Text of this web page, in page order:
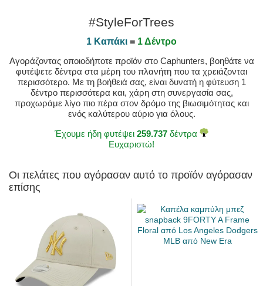
#StyleForTrees
1 Καπάκι = 1 Δέντρο
Αγοράζοντας οποιοδήποτε προϊόν στο Caphunters, βοηθάτε να
φυτέψετε δέντρα στα μέρη του πλανήτη που τα χρειάζονται
περισσότερο. Με τη βοήθειά σας, είναι δυνατή η φύτευση 1
δέντρο περισσότερα και, χάρη στη συνεργασία σας,
προχωράμε λίγο πιο πέρα στον δρόμο της βιωσιμότητας και
ενός καλύτερου αύριο για όλους.
Έχουμε ήδη φυτέψει 259.737 δέντρα
Ευχαριστώ!
Οι πελάτες που αγόρασαν αυτό το προϊόν αγόρασαν
επίσης